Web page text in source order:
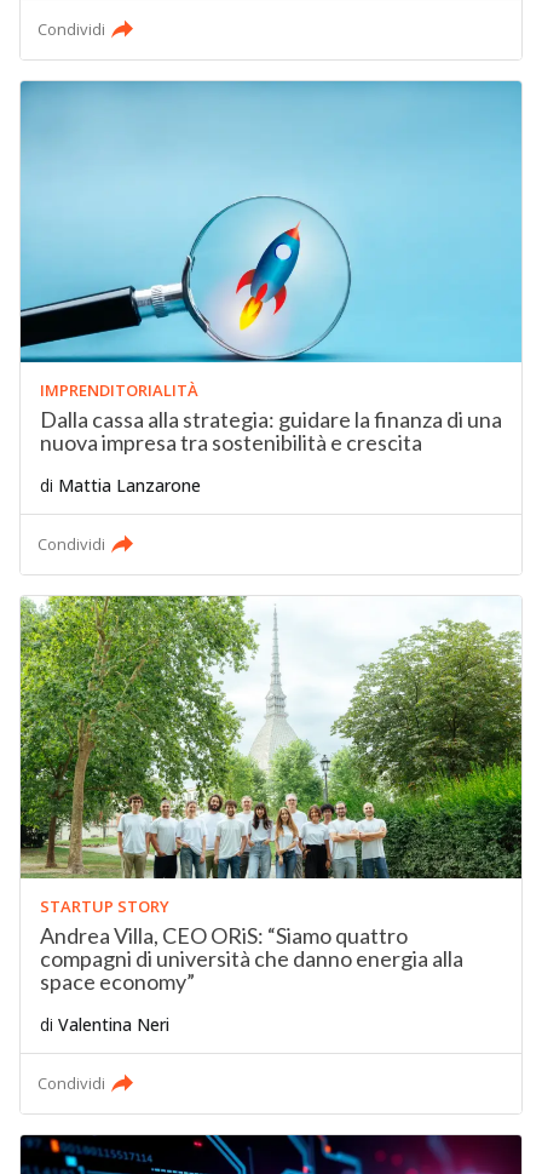
Condividi
IMPRENDITORIALITÀ
Dalla cassa alla strategia: guidare la finanza di una
nuova impresa tra sostenibilità e crescita
di Mattia Lanzarone
Condividi
STARTUP STORY
Andrea Villa, CEO ORiS: “Siamo quattro
compagni di università che danno energia alla
space economy”
di Valentina Neri
Condividi